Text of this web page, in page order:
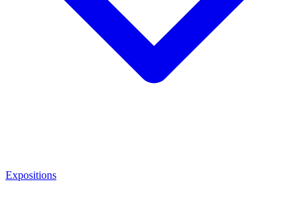
Expositions